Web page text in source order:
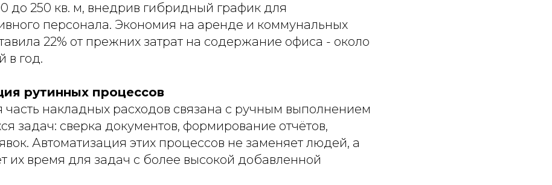
до 250 кв. м, внедрив гибридный график для
персонала. Экономия на аренде и коммунальных
22% от прежних затрат на содержание офиса - около
в год.
рутинных процессов
часть накладных расходов связана с ручным выполнением
задач: сверка документов, формирование отчётов,
Автоматизация этих процессов не заменяет людей, а
их время для задач с более высокой добавленной